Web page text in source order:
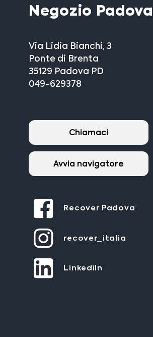
Negozio Padova
Via Lidia Bianchi, 3
Ponte di Brenta
35129 Padova PD
049-629378
Chiamaci
Avvia navigatore
Recover Padova
recover_italia
LinkediIn